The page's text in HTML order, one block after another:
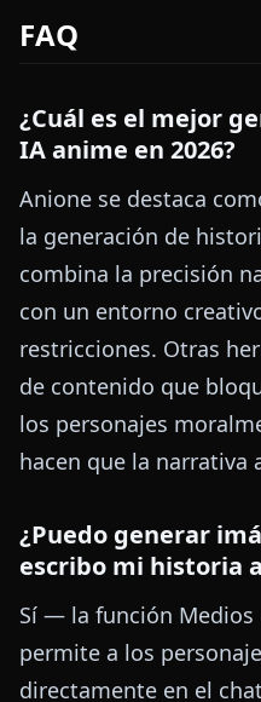
FAQ
¿Cuál es el mejor
IA anime en 2026?
Anione se destaca
la generación de
combina la precisión
con un entorno
restricciones. Otras
de contenido que
los personajes
hacen que la narrativa
¿Puedo generar
escribo mi historia
Sí — la función Medios
permite a los
directamente en el